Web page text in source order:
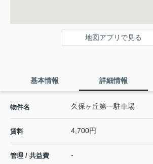
地図アプリで見る
基本情報 詳細情報
物件名 久保ヶ丘第一駐車場
賃料 4,700円
管理 / 共益費 -